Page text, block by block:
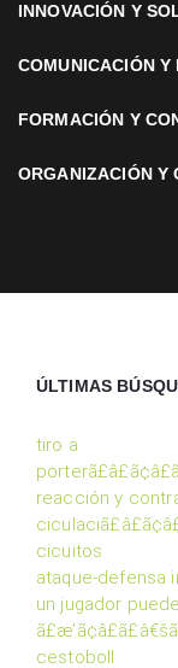
INNOVACIÓN Y
COMUNICACIÓN Y
FORMACIÓN Y
ORGANIZACIÓN Y
ÚLTIMAS
tiro a
reacción y
cicuitos
ataque-defensa
un jugador
cestoboll